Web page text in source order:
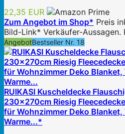
22,35 EUR
Zum Angebot im Shop* Preis
Bild-Link* Verkäufer-Aussagen.
AngebotBestseller Nr. 18
RUIKASI Kuscheldecke
230x270cm Riesig
für Wohnzimmer Deko Blanket,
Warme...*